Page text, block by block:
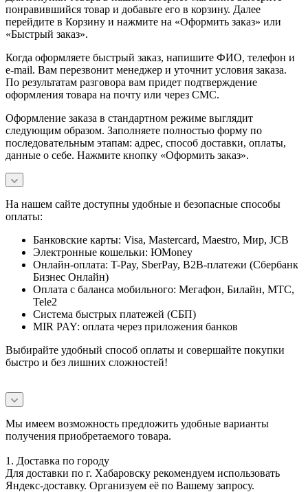
понравившийся товар и добавьте его в корзину. Далее
перейдите в Корзину и нажмите на «Оформить заказ» или
«Быстрый заказ».
Когда оформляете быстрый заказ, напишите ФИО, телефон и
e-mail. Вам перезвонит менеджер и уточнит условия заказа.
По результатам разговора вам придет подтверждение
оформления товара на почту или через СМС.
Оформление заказа в стандартном режиме выглядит
следующим образом. Заполняете полностью форму по
последовательным этапам: адрес, способ доставки, оплаты,
данные о себе. Нажмите кнопку «Оформить заказ».
На нашем сайте доступны удобные и безопасные способы
оплаты:
Банковские карты: Visa, Mastercard, Maestro, Мир, JCB
Электронные кошельки: ЮMoney
Онлайн-оплата: T-Pay, SberPay, B2B-платежи (Сбербанк
Бизнес Онлайн)
Оплата с баланса мобильного: Мегафон, Билайн, МТС,
Tele2
Система быстрых платежей (СБП)
MIR PAY: оплата через приложения банков
Выбирайте удобный способ оплаты и совершайте покупки
быстро и без лишних сложностей!
Мы имеем возможность предложить удобные варианты
получения приобретаемого товара.
1. Доставка по городу
Для доставки по г. Хабаровску рекомендуем использовать
Яндекс-доставку. Организуем её по Вашему запросу.